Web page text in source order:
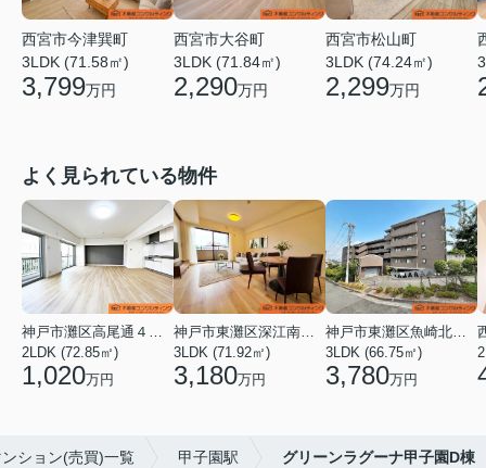
西宮市今津巽町
3LDK (71.58㎡)
3,799万円
西宮市大谷町
3LDK (71.84㎡)
2,290万円
西宮市松山町
3LDK (74.24㎡)
2,299万円
よく見られている物件
神戸市灘区高尾通４丁目
2LDK (72.85㎡)
1,020万円
神戸市東灘区深江南町１丁目
3LDK (71.92㎡)
3,180万円
神戸市東灘区魚崎北町４丁目
3LDK (66.75㎡)
3,780万円
ション(売買)一覧 甲子園駅 グリーンラグーナ甲子園D棟